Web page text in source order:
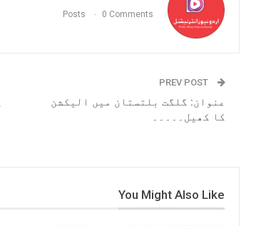
Posts 0 Comments
عنوان: گلگت بلتستان میں الیکشن
کا کھیل۔۔۔۔۔
You Might Also Like